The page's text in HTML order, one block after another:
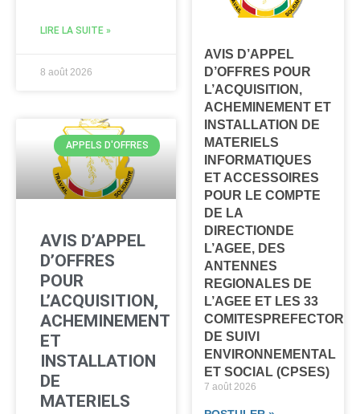
LIRE LA SUITE »
8 août 2026
APPELS D'OFFRES
AVIS D’APPEL
D’OFFRES
POUR
L’ACQUISITION,
ACHEMINEMENT
ET
INSTALLATION
DE
MATERIELS
AVIS D’APPEL
D’OFFRES POUR
L’ACQUISITION,
ACHEMINEMENT ET
INSTALLATION DE
MATERIELS
INFORMATIQUES
ET ACCESSOIRES
POUR LE COMPTE
DE LA
DIRECTIONDE
L’AGEE, DES
ANTENNES
REGIONALES DE
L’AGEE ET LES 33
DE SUIVI
ENVIRONNEMENTAL
ET SOCIAL (CPSES)
7 août 2026